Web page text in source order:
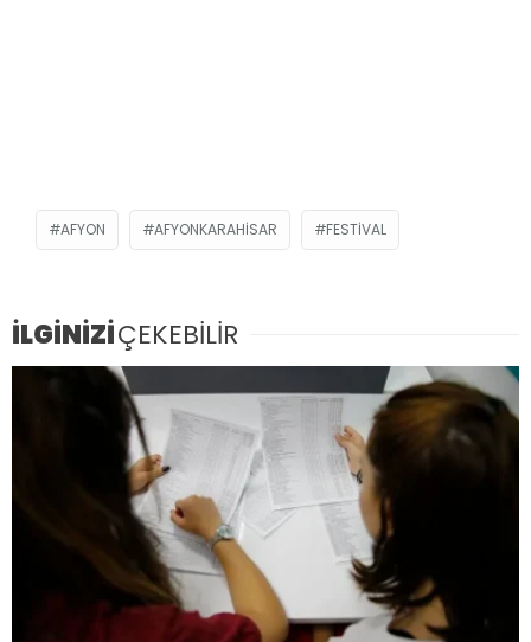
AFYON AFYONKARAHISAR FESTIVAL
İLGİNİZİÇEKEBİLİR